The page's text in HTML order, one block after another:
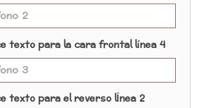
texto para la cara frontal línea 4
texto para el reverso lÍnea 2